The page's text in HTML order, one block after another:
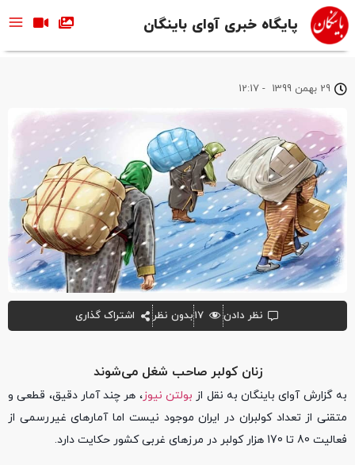
پایگاه خبری آوای باینگان
زنان کولبر صاحب شغل می‌شوند
29 بهمن 1399 -
12:17
نظر دادن ۱۷بدون نظر اشتراک گذاری
به گزارش آوای باینگان به نقل از بولتن نیوز، هر چند آمار دقیق، قطعی و
متقنی از تعداد کولبران در ایران موجود نیست اما آمارهای غیررسمی از
فعالیت 80 تا 170 هزار کولبر در مرزهای غربی کشور حکایت دارد.